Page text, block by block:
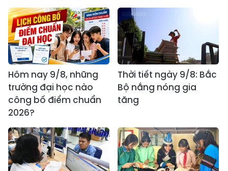
Hôm nay 9/8, những
trường đại học nào
công bố điểm chuẩn
2026?
Thời tiết ngày 9/8: Bắc
Bộ nắng nóng gia
tăng